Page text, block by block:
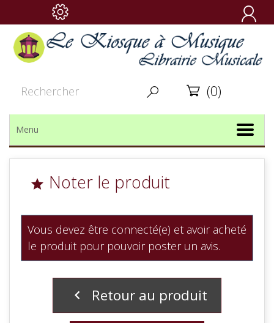

  (0)
Menu
 Noter le produit
Vous devez être connecté(e) et avoir acheté
le produit pour pouvoir poster un avis.
 Retour au produit